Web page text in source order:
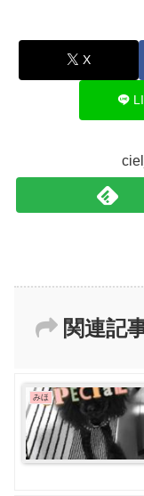
X
関連記
みほ